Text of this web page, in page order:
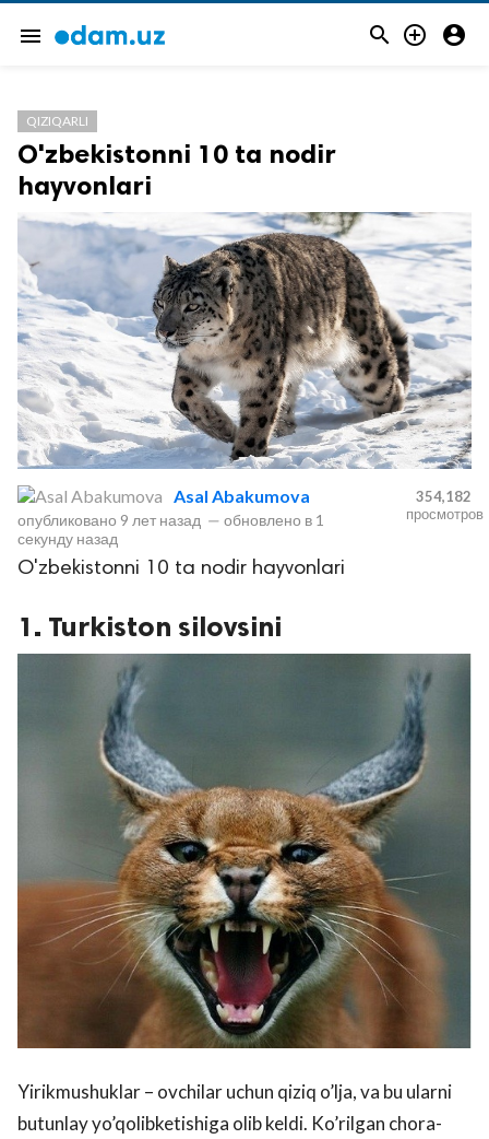
menu   
защищены.
QIZIQARLI
O'zbekistonni 10 ta nodir
hayvonlari
Asal Abakumova
опубликовано 9 лет назад — обновлено в 1
секунду назад
354,182
просмотров
O'zbekistonni 10 ta nodir hayvonlari
1. Turkiston silovsini
Yirikmushuklar – ovchilar uchun qiziq o’lja, va bu ularni
butunlay yo’qolibketishiga olib keldi. Ko’rilgan chora-